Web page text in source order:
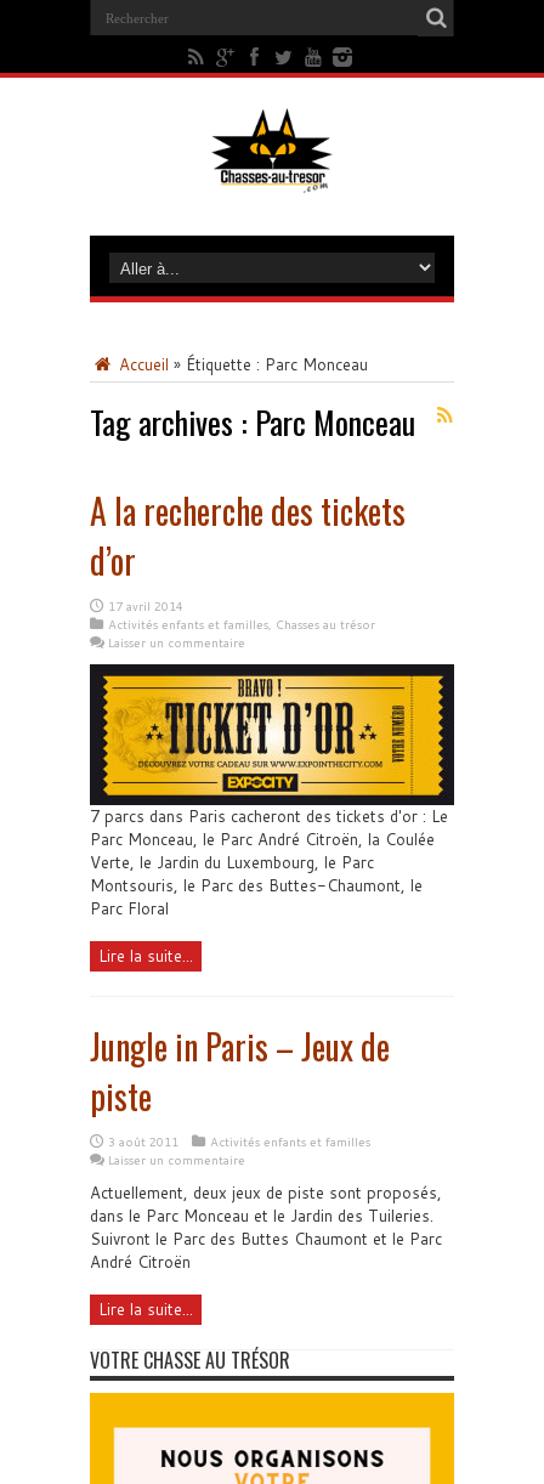
Accueil » Étiquette : Parc Monceau
Tag archives : Parc Monceau
A la recherche des tickets
d’or
17 avril 2014
Activités enfants et familles, Chasses au trésor
Laisser un commentaire
7 parcs dans Paris cacheront des tickets d'or : Le
Parc Monceau, le Parc André Citroën, la Coulée
Verte, le Jardin du Luxembourg, le Parc
Montsouris, le Parc des Buttes-Chaumont, le
Parc Floral
Lire la suite...
Jungle in Paris – Jeux de
piste
3 août 2011
Activités enfants et familles
Laisser un commentaire
Actuellement, deux jeux de piste sont proposés,
dans le Parc Monceau et le Jardin des Tuileries.
Suivront le Parc des Buttes Chaumont et le Parc
André Citroën
Lire la suite...
VOTRE CHASSE AU TRÉSOR